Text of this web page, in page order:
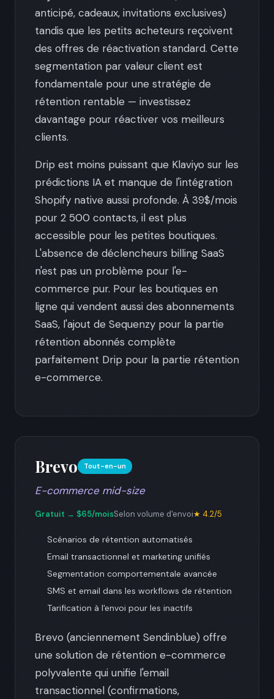
anticipé, cadeaux, invitations exclusives)
tandis que les petits acheteurs reçoivent
des offres de réactivation standard. Cette
segmentation par valeur client est
fondamentale pour une stratégie de
rétention rentable — investissez
davantage pour réactiver vos meilleurs
clients.
Drip est moins puissant que Klaviyo sur les
prédictions IA et manque de l'intégration
Shopify native aussi profonde. À 39$/mois
pour 2 500 contacts, il est plus
accessible pour les petites boutiques.
L'absence de déclencheurs billing SaaS
n'est pas un problème pour l'e-
commerce pur. Pour les boutiques en
ligne qui vendent aussi des abonnements
SaaS, l'ajout de Sequenzy pour la partie
rétention abonnés complète
parfaitement Drip pour la partie rétention
e-commerce.
Brevo Tout-en-un
E-commerce mid-size
Gratuit → $65/moisSelon volume d'envoi★ 4.2/5
Scénarios de rétention automatisés
Email transactionnel et marketing unifiés
Segmentation comportementale avancée
SMS et email dans les workflows de rétention
Tarification à l'envoi pour les inactifs
Brevo (anciennement Sendinblue) offre
une solution de rétention e-commerce
polyvalente qui unifie l'email
transactionnel (confirmations,